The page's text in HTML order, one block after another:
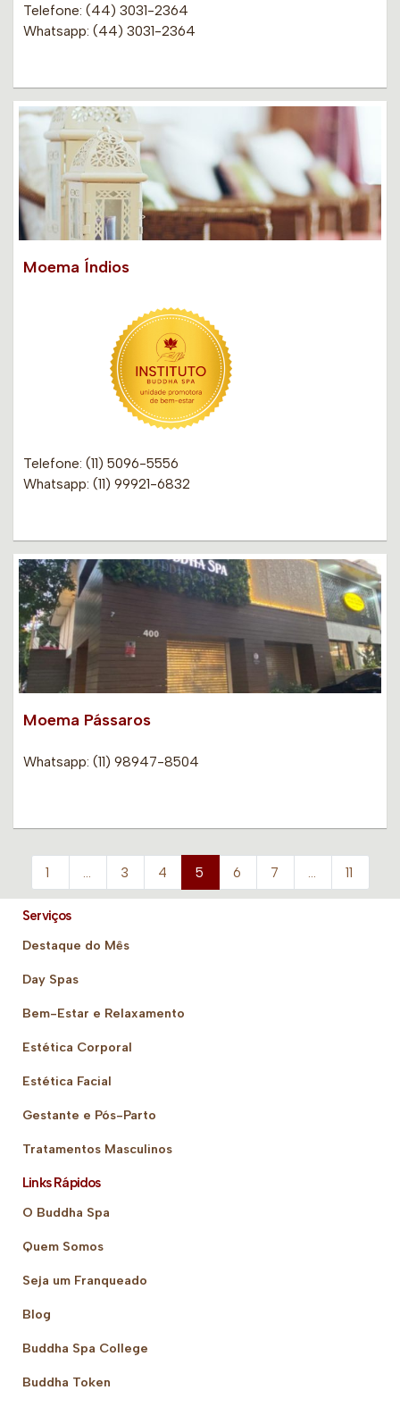
Telefone: (44) 3031-2364
Whatsapp: (44) 3031-2364
Moema Índios
Telefone: (11) 5096-5556
Whatsapp: (11) 99921-6832
Moema Pássaros
Whatsapp: (11) 98947-8504
1 … 3 4 5 6 7 … 11
Serviços
Destaque do Mês
Day Spas
Bem-Estar e Relaxamento
Estética Corporal
Estética Facial
Gestante e Pós-Parto
Tratamentos Masculinos
Links Rápidos
O Buddha Spa
Quem Somos
Seja um Franqueado
Blog
Buddha Spa College
Buddha Token